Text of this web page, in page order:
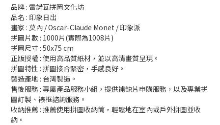
品牌 : 雷諾瓦拼圖文化坊
品名 : 印象日出
畫家 : 莫內 / Oscar-Claude Monet / 印象派
拼圖片數 : 1000片(實際為1008片)
拼圖尺寸 : 50x75 cm
正版授權 : 使用高品質紙材，並以高清畫質呈現。
拼圖特性 : 拼圖接合緊密，手感良好。
製造產地 : 台灣製造。
售後服務 : 專屬產品服務小組，提供補缺片申購服務，以及專業拼
圖訂製、裱框諮詢服務。
收納推薦 : 推薦使用拼圖收納筒，輕鬆地在室內或戶外拼圖並收
納。